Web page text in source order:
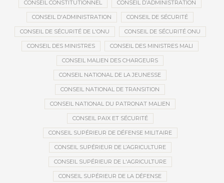
CONSEIL CONSTITUTIONNEL CONSEIL D’ADMINISTRATION
CONSEIL D'ADMINISTRATION CONSEIL DE SÉCURITÉ
CONSEIL DE SÉCURITÉ DE L'ONU CONSEIL DE SÉCURITÉ ONU
CONSEIL DES MINISTRES CONSEIL DES MINISTRES MALI
CONSEIL MALIEN DES CHARGEURS
CONSEIL NATIONAL DE LA JEUNESSE
CONSEIL NATIONAL DE TRANSITION
CONSEIL NATIONAL DU PATRONAT MALIEN
CONSEIL PAIX ET SÉCURITÉ
CONSEIL SUPÉRIEUR DE DÉFENSE MILITAIRE
CONSEIL SUPÉRIEUR DE L’AGRICULTURE
CONSEIL SUPÉRIEUR DE L'AGRICULTURE
CONSEIL SUPÉRIEUR DE LA DÉFENSE